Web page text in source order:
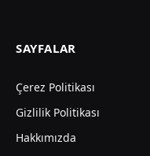
SAYFALAR
Çerez Politikası
Gizlilik Politikası
Hakkımızda